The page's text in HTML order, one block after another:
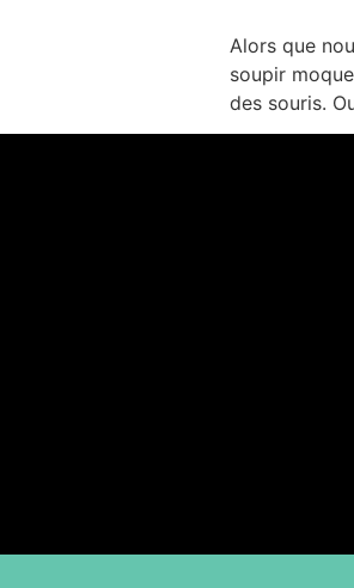
Alors que
soupir
des souris.